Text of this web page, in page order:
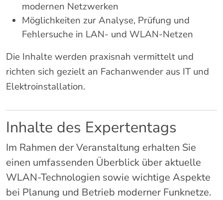
modernen Netzwerken
Möglichkeiten zurAnalyse, Prüfung und
Fehlersuche in LAN- und WLAN-Netzen
Die Inhalte werden praxisnah vermittelt und
richten sich gezielt an Fachanwender aus ITund
Elektroinstallation.
Inhalte des Expertentags
Im Rahmen derVeranstaltung erhalten Sie
einen umfassenden Überblick über aktuelle
WLAN-Technologien sowie wichtige Aspekte
bei Planung und Betrieb moderner Funknetze.